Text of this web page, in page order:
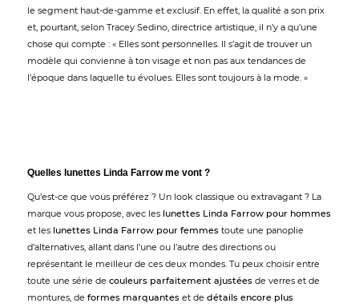
le segment haut-de-gamme et exclusif. En effet, la qualité a son prix
et, pourtant, selon Tracey Sedino, directrice artistique, il n’y a qu’une
chose qui compte : « Elles sont personnelles. Il s’agit de trouver un
modèle qui convienne à ton visage et non pas aux tendances de
l’époque dans laquelle tu évolues. Elles sont toujours à la mode. »
Quelles lunettes Linda Farrow me vont ?
Qu’est-ce que vous préférez ? Un look classique ou extravagant ? La
marque vous propose, avec les lunettes Linda Farrow pour hommes
et les lunettes Linda Farrow pour femmes toute une panoplie
d’alternatives, allant dans l’une ou l’autre des directions ou
représentant le meilleur de ces deux mondes. Tu peux choisir entre
toute une série de couleurs parfaitement ajustées de verres et de
montures, de formes marquantes et de détails encore plus